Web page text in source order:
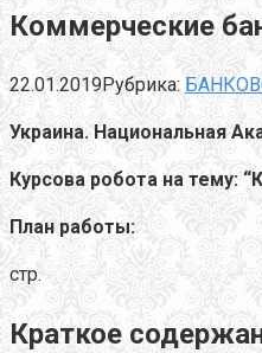
Коммерческие
22.01.2019Рубрика:
Украина. Национальная
Курсова робота на тему:
План работы:
стр.
Краткое